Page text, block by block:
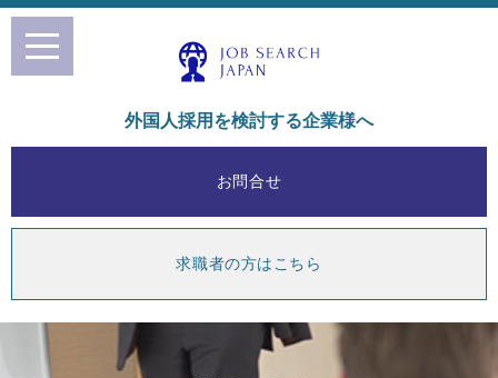
外国人採用を検討する企業様へ
お問合せ
求職者の方はこちら
toggle
navigation